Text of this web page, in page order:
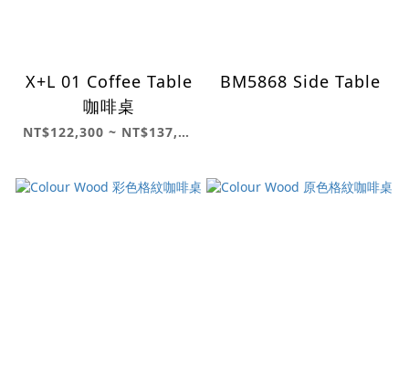
X+L 01 Coffee Table
咖啡桌
NT$122,300 ~ NT$137,400
BM5868 Side Table